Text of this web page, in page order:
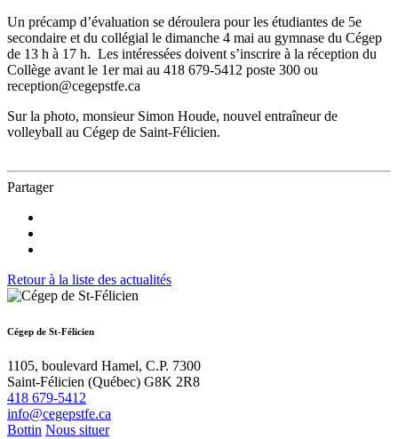
Un précamp d’évaluation se déroulera pour les étudiantes de 5e
secondaire et du collégial le dimanche 4 mai au gymnase du Cégep
de 13 h à 17 h. Les intéressées doivent s’inscrire à la réception du
Collège avant le 1er mai au 418 679-5412 poste 300 ou
reception@cegepstfe.ca
Sur la photo, monsieur Simon Houde, nouvel entraîneur de
volleyball au Cégep de Saint-Félicien.
Partager
Retour à la liste des actualités
Cégep de St-Félicien
1105, boulevard Hamel, C.P. 7300
Saint-Félicien (Québec) G8K 2R8
418 679-5412
info@cegepstfe.ca
Bottin Nous situer